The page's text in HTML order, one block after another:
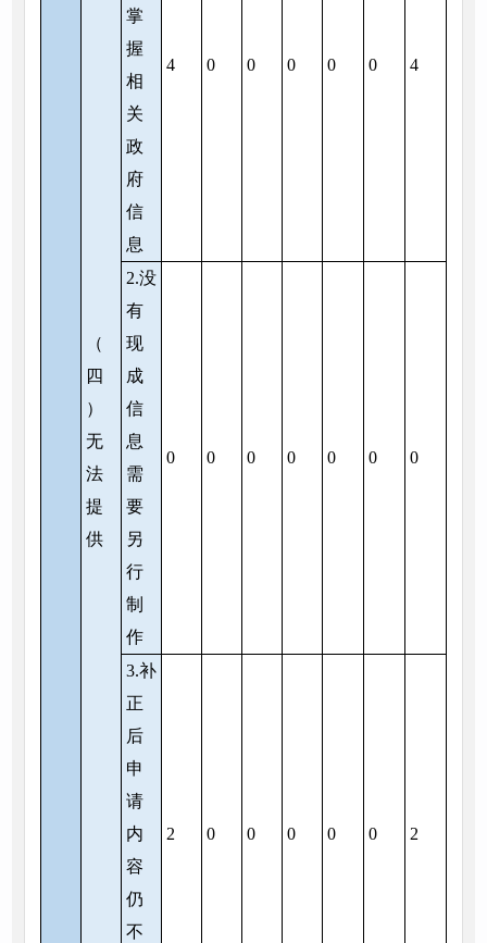
（
四
）
无
法
提
供
掌
握
相
关
政
府
信
息
4 0 0 0 0 0 4
2.没
有
现
成
信
息
需
要
另
行
制
作
0 0 0 0 0 0 0
3.补
正
后
申
请
内
容
仍
不
2 0 0 0 0 0 2